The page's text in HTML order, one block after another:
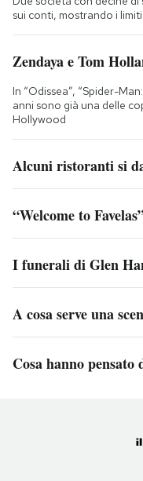
sui conti, mostrando i
Zendaya e Tom
In “Odissea”, “Spider-
anni sono già una delle
Hollywood
Alcuni ristoranti si
“Welcome to
I funerali di Glen
A cosa serve una
Cosa hanno